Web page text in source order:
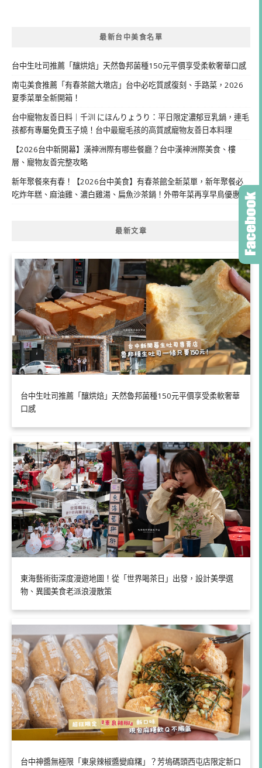
最新台中美食名單
台中生吐司推薦「釀烘焙」天然魯邦菌種150元平價享受柔軟奢華口感
南屯美食推薦「有春茶館大墩店」台中必吃質感復刻、手路菜，2026
夏季菜單全新開箱！
台中寵物友善日料｜千汌 にほんりょうり：平日限定濃郁豆乳鍋，連毛
孩都有專屬免費玉子燒！台中最寵毛孩的高質感寵物友善日本料理
【2026台中新開幕】漢神洲際有哪些餐廳？台中漢神洲際美食、樓
層、寵物友善完整攻略
新年聚餐來有春！【2026台中美食】有春茶館全新菜單，新年聚餐必
吃炸年糕、麻油雞、濃白雞湯、扁魚沙茶鍋！外帶年菜再享早鳥優惠
最新文章
台中生吐司推薦「釀烘焙」天然魯邦菌種150元平價享受柔軟奢華
口感
東海藝術街深度漫遊地圖！從「世界喝茶日」出發，設計美學選
物、異國美食老派浪漫散策
台中神醬無極限「東泉辣椒醬變麻糬」？芳塢碼頭西屯店限定新口